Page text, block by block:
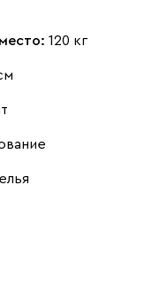
Тёмно-зеленый
120 кг